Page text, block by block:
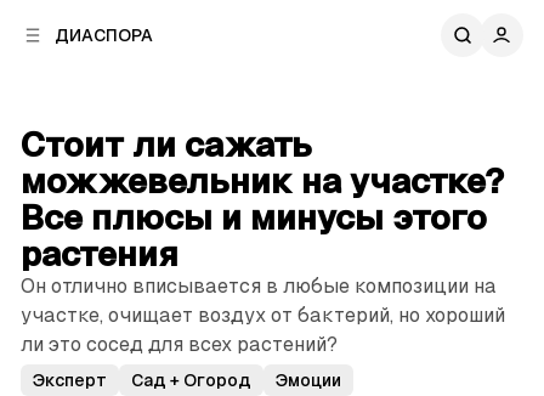
ДИАСПОРА
Стоит ли сажать
можжевельник на участке?
Все плюсы и минусы этого
растения
Он отлично вписывается в любые композиции на
участке, очищает воздух от бактерий, но хороший
ли это сосед для всех растений?
Эксперт Сад + Огород Эмоции